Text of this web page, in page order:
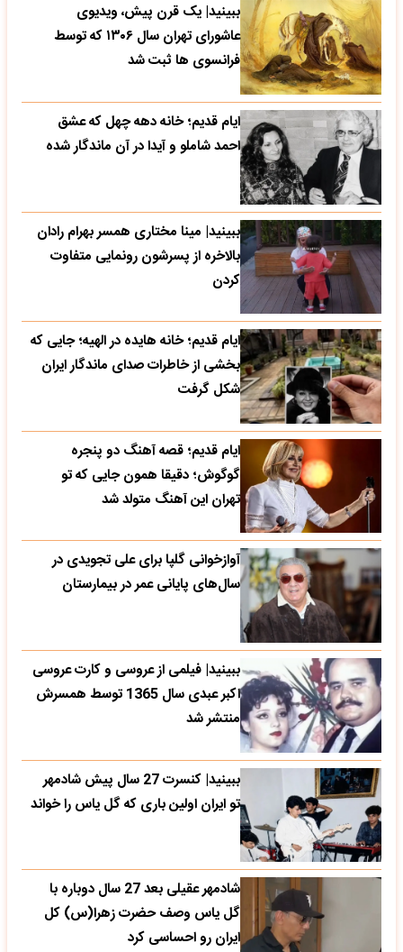
ببینید| یک قرن پیش، ویدیوی
عاشورای تهران سال ۱۳۰۶ که توسط
فرانسوی ها ثبت شد
ایام قدیم؛ خانه دهه چهل که عشق
احمد شاملو و آیدا در آن ماندگار شده
ببینید| مینا مختاری همسر بهرام رادان
بالاخره از پسرشون رونمایی متفاوت
کردن
ایام قدیم؛ خانه هایده در الهیه؛ جایی که
بخشی از خاطرات صدای ماندگار ایران
شکل گرفت
ایام قدیم؛ قصه آهنگ دو پنجره
گوگوش؛ دقیقا همون جایی که تو
تهران این آهنگ متولد شد
آوازخوانی گلپا برای علی تجویدی در
سال‌های پایانی عمر در بیمارستان
ببینید| فیلمی از عروسی و کارت عروسی
اکبر عبدی سال 1365 توسط همسرش
منتشر شد
ببینید| کنسرت 27 سال پیش شادمهر
تو ایران اولین باری که گل یاس را خواند
شادمهر عقیلی بعد 27 سال دوباره با
گل یاس وصف حضرت زهرا(س) کل
ایران رو احساسی کرد